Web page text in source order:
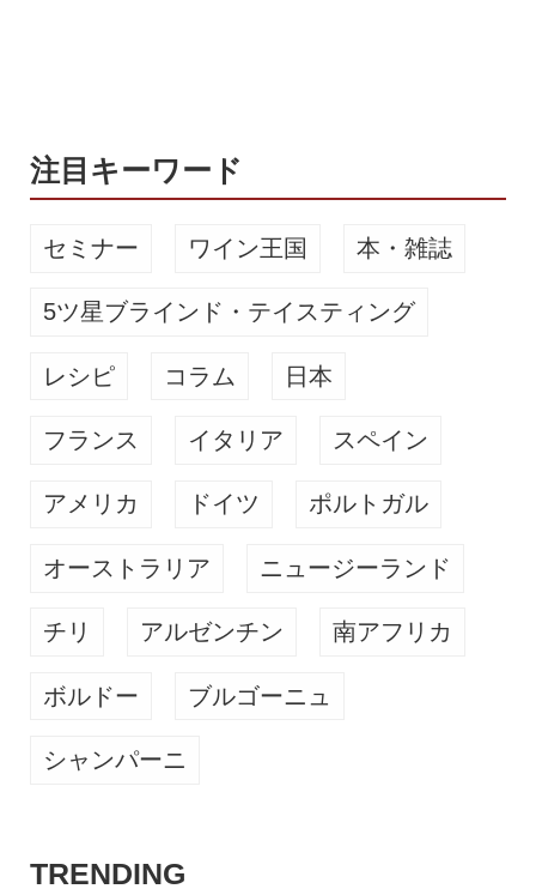
注目キーワード
セミナー ワイン王国 本・雑誌
5ツ星ブラインド・テイスティング
レシピ コラム 日本
フランス イタリア スペイン
アメリカ ドイツ ポルトガル
オーストラリア ニュージーランド
チリ アルゼンチン 南アフリカ
ボルドー ブルゴーニュ
シャンパーニ
TRENDING